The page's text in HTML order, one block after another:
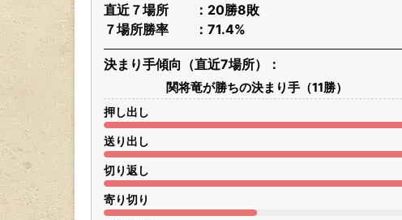
直近７場所
20勝8敗
７場所勝率
71.4%
決まり手傾向（直近7場所）
関将竜が勝ちの決まり手（11勝）
押し出し
送り出し
切り返し
寄り切り